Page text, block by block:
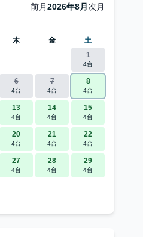
前月2026年8月 次月
木 金
土
1
4台
6
4台
7
4台
8
4台
13
4台
14
4台
15
4台
20
4台
21
4台
22
4台
27
4台
28
4台
29
4台